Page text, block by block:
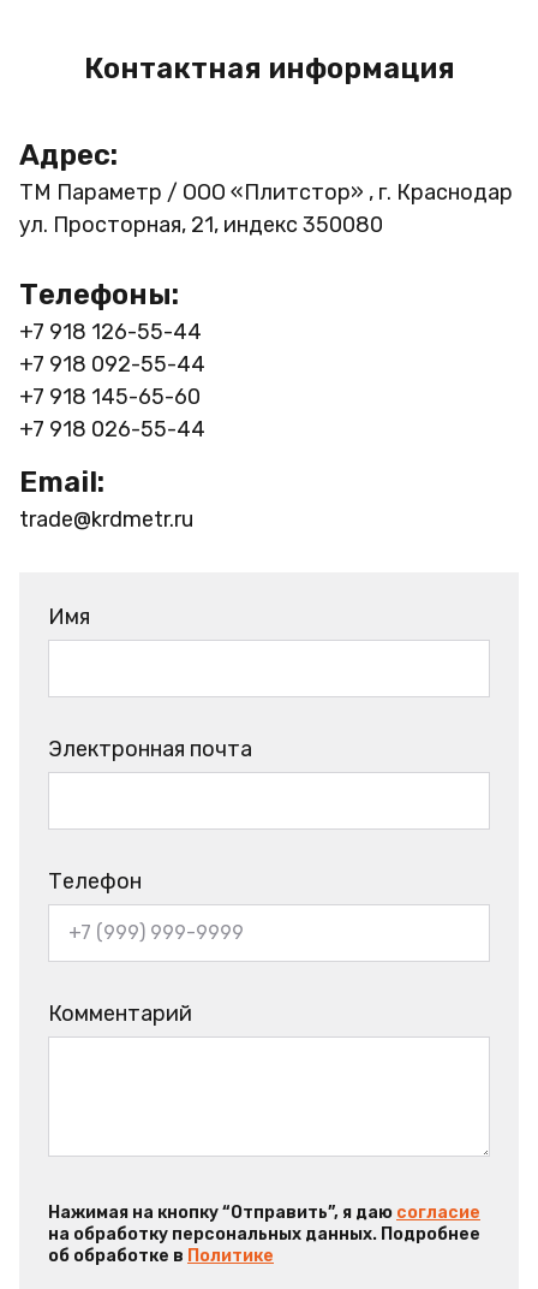
Контактная информация
Адрес:
ТМ Параметр / ООО «Плитстор» , г. Краснодар
ул. Просторная, 21, индекс 350080
Телефоны:
+7 918 126-55-44
+7 918 092-55-44
+7 918 145-65-60
+7 918 026-55-44
Email:
trade@krdmetr.ru
Имя
Электронная почта
Телефон
Комментарий
Нажимая на кнопку “Отправить”, я даю согласие
на обработку персональных данных. Подробнее
об обработке в Политике